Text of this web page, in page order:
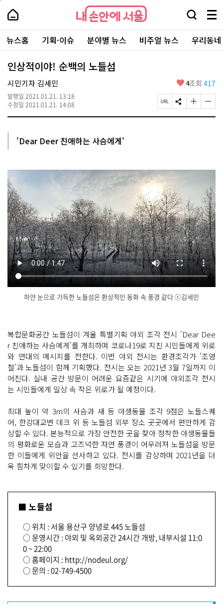
본
로
가
내
손
안
에
서
울
-
서
울
시
대
표
소
포
내
손
에
울
검
창
열
기
메
뉴
전
체
보
주
요
서
뉴스홈 기획·이슈 분야별 뉴스 비주얼 뉴스 우리동
인상적이야! 순백의 노들섬
시민기자 김세민
발행일 2021.01.21. 13:18
수정일 2021.01.21. 14:08
좋
요
4조회 417
페
이
S
N
글
자
하
글
자
하
'Dear Deer 친애하는 사슴에게'
하얀 눈으로 가득한 노들섬은 환상적인 동화 속 풍경 같다 ⓒ김세민
복합문화공간 노들섬이 겨울 특별기획 야외 조각 전시 'Dear Dee
r 친애하는 사슴에게'를 개최하며 코로나19로 지친 시민들에게 위로
와 연대의 메시지를 전한다. 이번 야외 전시는 환경조각가 '조영
철'과 노들섬이 함께 기획했다. 전시는 오는 2021년 3월 7일까지 이
어진다. 실내 공간 방문이 어려운 요즘같은 시기에 야외조각 전시
는 시민들에게 일상 속 작은 위로가 될 예정이다.
최대 높이 약 3m의 사슴과 새 등 야생동물 조각 9점은 노들스퀘
어, 한강대교변 데크 위 등 노들섬 외부 장소 곳곳에서 편안하게 감
상할 수 있다. 본능적으로 가장 안전한 곳을 찾아 정착한 야생동물들
의 평화로운 모습과 고즈넉한 자연 풍경이 어우러져 노들섬을 방문
한 이들에게 위안을 선사하고 있다. 전시를 감상하며 2021년을 더
욱 힘차게 맞이할 수 있기를 희망한다.
■ 노들섬
○ 위치 : 서울 용산구 양녕로 445 노들섬
○ 운영시간 : 야외 및 옥외공간 24시간 개방, 내부시설 11:0
0 ~ 22:00
○ 홈페이지 : http://nodeul.org/
○ 문의 : 02-749-4500
페
상
단
로